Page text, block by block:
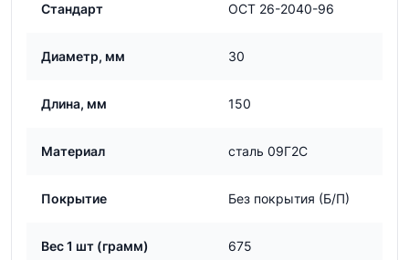
Стандарт ОСТ 26-2040-96
Диаметр, мм 30
Длина, мм 150
Материал сталь 09Г2С
Покрытие Без покрытия (Б/П)
Вес 1 шт (грамм) 675